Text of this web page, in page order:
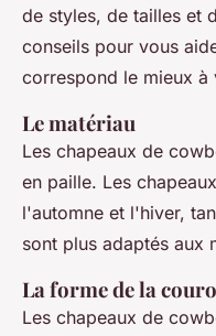
de styles, de tailles et
conseils pour vous
correspond le mieux à
Le matériau
Les chapeaux de
en paille. Les
l'automne et l'hiver,
sont plus adaptés aux
La forme de la
Les chapeaux de